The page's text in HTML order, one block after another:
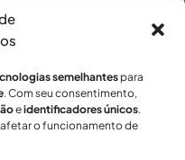
semelhantespara
. Com seu consentimento,
eidentificadores únicos.
o funcionamento de
idosos à
a
não